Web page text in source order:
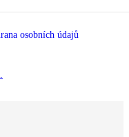
osobních údajů